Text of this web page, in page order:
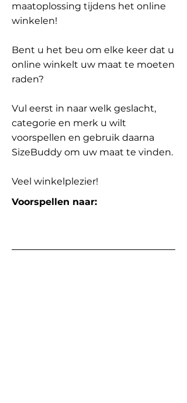
maatoplossing tijdens het online
winkelen!
Bent u het beu om elke keer dat u
online winkelt uw maat te moeten
raden?
Vul eerst in naar welk geslacht,
categorie en merk u wilt
voorspellen en gebruik daarna
SizeBuddy om uw maat te vinden.
Veel winkelplezier!
Voorspellen naar: